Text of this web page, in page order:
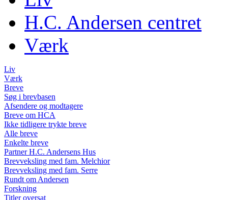
H.C. Andersen centret
Værk
Liv
Værk
Breve
Søg i brevbasen
Afsendere og modtagere
Breve om HCA
Ikke tidligere trykte breve
Alle breve
Enkelte breve
Partner H.C. Andersens Hus
Brevveksling med fam. Melchior
Brevveksling med fam. Serre
Rundt om Andersen
Forskning
Titler oversat